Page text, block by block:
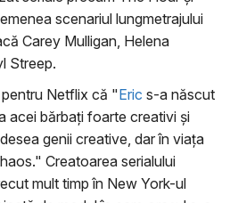
scenariul lungmetrajului
Carey Mulligan, Helena
Streep.
Netflix că "Eric s-a născut
acei bărbați foarte creativi și
genii creative, dar în viața
Creatoarea serialului
mult timp în New York-ul